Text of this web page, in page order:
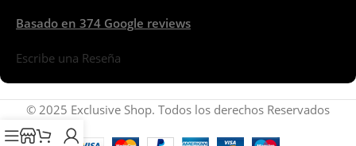
Basado en 374 Google reviews
Escribe una Reseña
© 2025 Exclusive Shop. Todos los derechos Reservados